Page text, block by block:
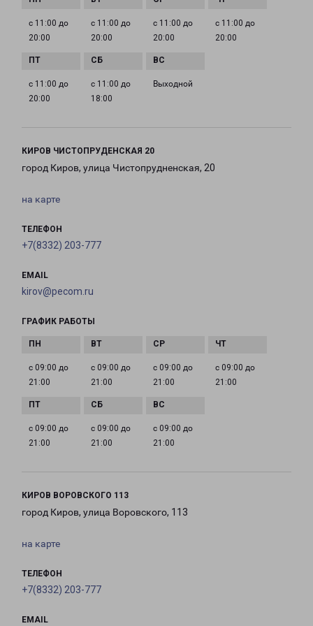
с 11:00 до
20:00
с 11:00 до
20:00
с 11:00 до
20:00
с 11:00 до
20:00
с 11:00 до
20:00
с 11:00 до
18:00
Выходной
КИРОВ ЧИСТОПРУДЕНСКАЯ 20
город Киров, улица Чистопрудненская, 20
на карте
ТЕЛЕФОН
+7(8332) 203-777
EMAIL
kirov@pecom.ru
ГРАФИК РАБОТЫ
с 09:00 до
21:00
с 09:00 до
21:00
с 09:00 до
21:00
с 09:00 до
21:00
с 09:00 до
21:00
с 09:00 до
21:00
с 09:00 до
21:00
КИРОВ ВОРОВСКОГО 113
город Киров, улица Воровского, 113
на карте
ТЕЛЕФОН
+7(8332) 203-777
EMAIL